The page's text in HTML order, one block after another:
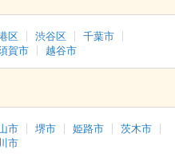
区 渋谷区
千葉市
賀市 越谷市
市 堺市 姫路市
茨木市
市